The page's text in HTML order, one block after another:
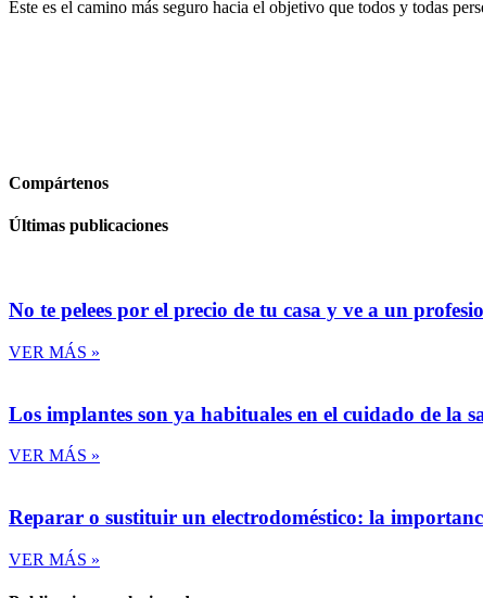
Este es el camino más seguro hacia el objetivo que todos y todas
Compártenos
Últimas publicaciones
No te pelees por el precio de tu casa y ve a un
VER MÁS »
Los implantes son ya habituales en el cuidado de la
VER MÁS »
Reparar o sustituir un electrodoméstico: la
VER MÁS »